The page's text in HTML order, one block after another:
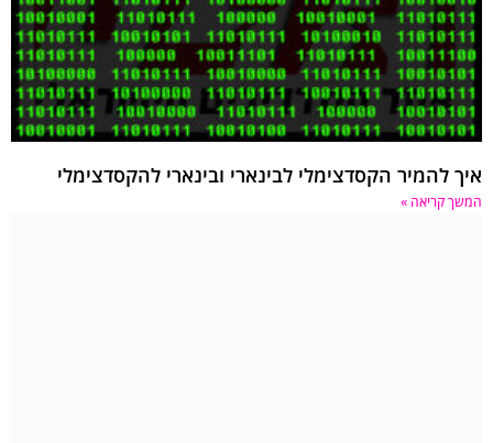
איך להמיר הקסדצימלי לבינארי ובינארי להקסדצימלי
המשך קריאה »